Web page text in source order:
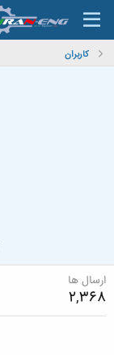
کاربران
ارسال ها
2,368